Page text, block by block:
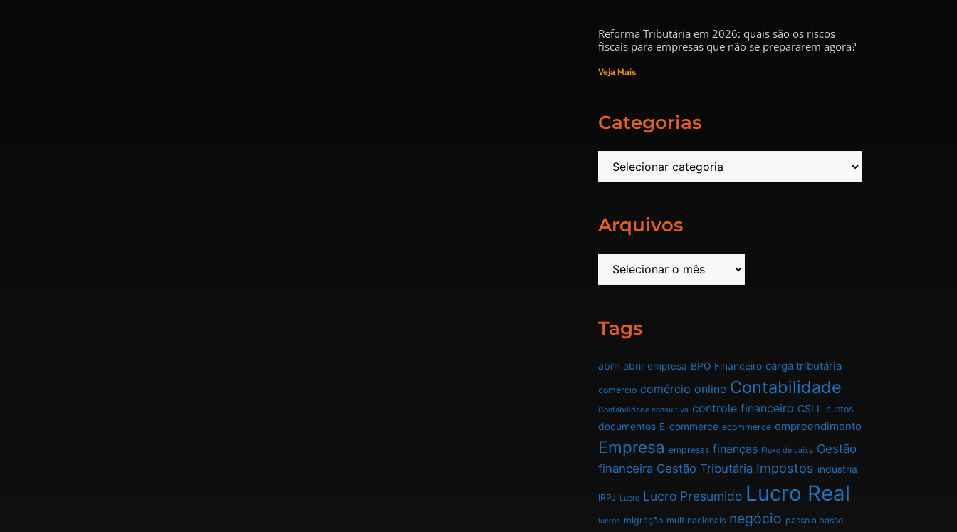
Reforma Tributária em 2026: quais são os riscos
fiscais para empresas que não se prepararem agora?
Veja Mais
Categorias
Arquivos
Tags
abrir abrir empresa BPO Financeiro carga tributária
comércio comércio online Contabilidade
Contabilidade consultiva controle financeiro CSLL custos
documentos E-commerce ecommerce empreendimento
Empresa empresas finanças Fluxo de caixa Gestão
financeira Gestão Tributária Impostos indústria
IRPJ Lucro Lucro Presumido Lucro Real
lucros migração multinacionais negócio passo a passo